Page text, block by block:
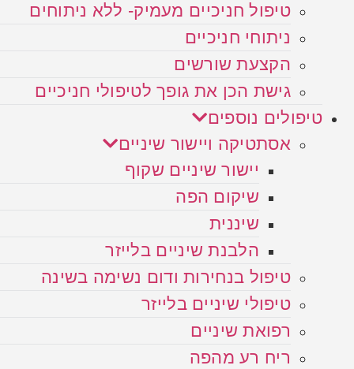
טיפול חניכיים מעמיק- ללא ניתוחים
ניתוחי חניכיים
הקצעת שורשים
גישת הכן את גופך לטיפולי חניכיים
טיפולים נוספים
אסתטיקה ויישור שיניים
יישור שיניים שקוף
שיקום הפה
שיננית
הלבנת שיניים בלייזר
טיפול בנחירות ודום נשימה בשינה
טיפולי שיניים בלייזר
רפואת שיניים
ריח רע מהפה